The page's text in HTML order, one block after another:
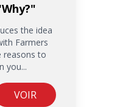
the idea
Farmers
reasons to
you...
VOIR